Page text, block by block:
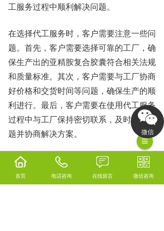
工服务过程中顺利解决问题。
在选择代工服务时，客户需要注意一些问
题。首先，客户需要选择可靠的工厂，确
保生产出的亚精胺复合胶囊符合相关法规
和质量标准。其次，客户需要与工厂协商
好价格和交货时间等问题，确保生产的顺
利进行。最后，客户需要在使用代工服务
过程中与工厂保持密切联系，及时反馈问
题并协商解决方案。
总之，亚精胺复合胶囊海外代工服务是一
种非常专业的服务，可以为客户提供全方
首页 电话咨询 在线留言 微信咨询
微信